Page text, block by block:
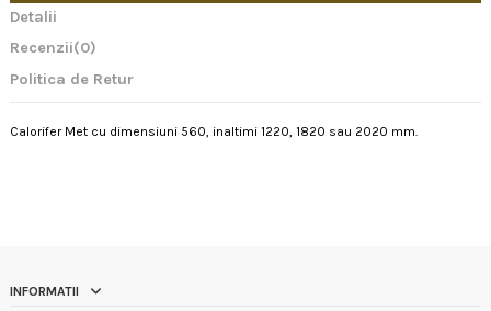
Detalii
Recenzii(0)
Politica de Retur
Calorifer Met cu dimensiuni 560, inaltimi 1220, 1820 sau 2020 mm.
INFORMATII